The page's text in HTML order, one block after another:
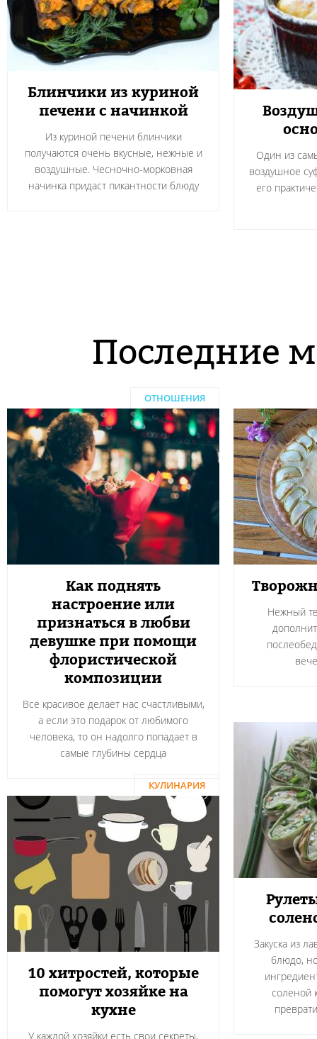
Блинчики из куриной
печени с начинкой
Из куриной печени блинчики
получаются очень вкусные, нежные и
воздушные. Чесночно-морковная
начинка придаст пикантности блюду
Один из
воздушное
его
Последние
ОТНОШЕНИЯ
Как поднять
настроение или
признаться в любви
девушке при помощи
флористической
композиции
Все красивое делает нас счастливыми,
а если это подарок от любимого
человека, то он надолго попадает в
самые глубины сердца
Нежный
Закуска из
блюдо,
соленой
КУЛИНАРИЯ
10 хитростей, которые
помогут хозяйке на
кухне
У каждой хозяйки есть свои секреты,